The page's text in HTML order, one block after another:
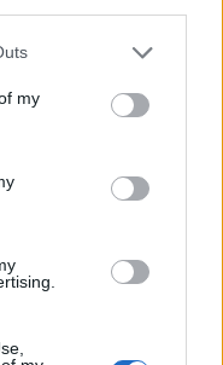
my
απασχοληθούν.
να γνωρίζουν
ημέρας
με ημέρα
όσο
την 15η Αυγούστου
οφείλεται